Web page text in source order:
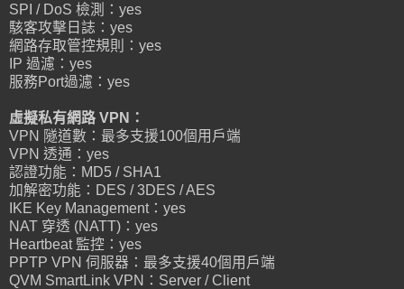
SPI / DoS 檢測：yes
駭客攻擊日誌：yes
網路存取管控規則：yes
IP 過濾：yes
服務Port過濾：yes
虛擬私有網路 VPN：
VPN 隧道數：最多支援100個用戶端
VPN 透通：yes
認證功能：MD5 / SHA1
加解密功能：DES / 3DES / AES
IKE Key Management：yes
NAT 穿透 (NATT)：yes
Heartbeat 監控：yes
PPTP VPN 伺服器：最多支援40個用戶端
QVM SmartLink VPN：Server / Client